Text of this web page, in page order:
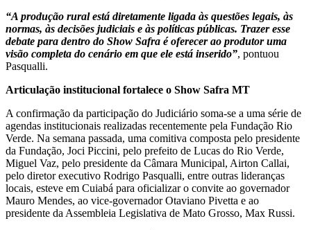
“A produção rural está diretamente ligada às questões legais, às
normas, às decisões judiciais e às políticas públicas. Trazer esse
debate para dentro do Show Safra é oferecer ao produtor uma
visão completa do cenário em que ele está inserido”, pontuou
Pasqualli.
Articulação institucional fortalece o Show Safra MT
A confirmação da participação do Judiciário soma-se a uma série de
agendas institucionais realizadas recentemente pela Fundação Rio
Verde. Na semana passada, uma comitiva composta pelo presidente
da Fundação, Joci Piccini, pelo prefeito de Lucas do Rio Verde,
Miguel Vaz, pelo presidente da Câmara Municipal, Airton Callai,
pelo diretor executivo Rodrigo Pasqualli, entre outras lideranças
locais, esteve em Cuiabá para oficializar o convite ao governador
Mauro Mendes, ao vice-governador Otaviano Pivetta e ao
presidente da Assembleia Legislativa de Mato Grosso, Max Russi.